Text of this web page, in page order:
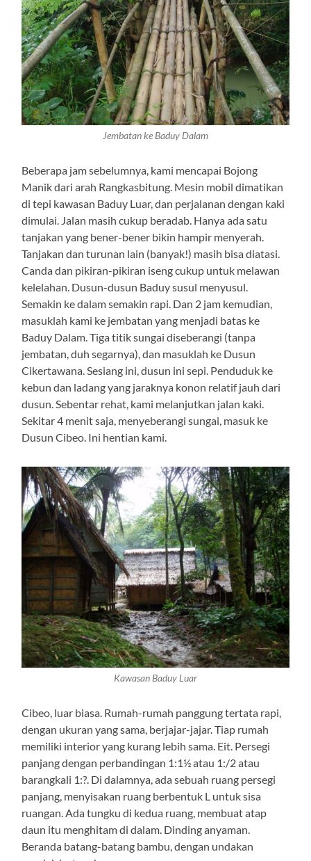
Jembatan ke Baduy Dalam
Beberapa jam sebelumnya, kami mencapai Bojong
Manik dari arah Rangkasbitung. Mesin mobil dimatikan
di tepi kawasan Baduy Luar, dan perjalanan dengan kaki
dimulai. Jalan masih cukup beradab. Hanya ada satu
tanjakan yang bener-bener bikin hampir menyerah.
Tanjakan dan turunan lain (banyak!) masih bisa diatasi.
Canda dan pikiran-pikiran iseng cukup untuk melawan
kelelahan. Dusun-dusun Baduy susul menyusul.
Semakin ke dalam semakin rapi. Dan 2 jam kemudian,
masuklah kami ke jembatan yang menjadi batas ke
Baduy Dalam. Tiga titik sungai diseberangi (tanpa
jembatan, duh segarnya), dan masuklah ke Dusun
Cikertawana. Sesiang ini, dusun ini sepi. Penduduk ke
kebun dan ladang yang jaraknya konon relatif jauh dari
dusun. Sebentar rehat, kami melanjutkan jalan kaki.
Sekitar 4 menit saja, menyeberangi sungai, masuk ke
Dusun Cibeo. Ini hentian kami.
Kawasan Baduy Luar
Cibeo, luar biasa. Rumah-rumah panggung tertata rapi,
dengan ukuran yang sama, berjajar-jajar. Tiap rumah
memiliki interior yang kurang lebih sama. Eit. Persegi
panjang dengan perbandingan 1:1½ atau 1:/2 atau
barangkali 1:?. Di dalamnya, ada sebuah ruang persegi
panjang, menyisakan ruang berbentuk L untuk sisa
ruangan. Ada tungku di kedua ruang, membuat atap
daun itu menghitam di dalam. Dinding anyaman.
Beranda batang-batang bambu, dengan undakan